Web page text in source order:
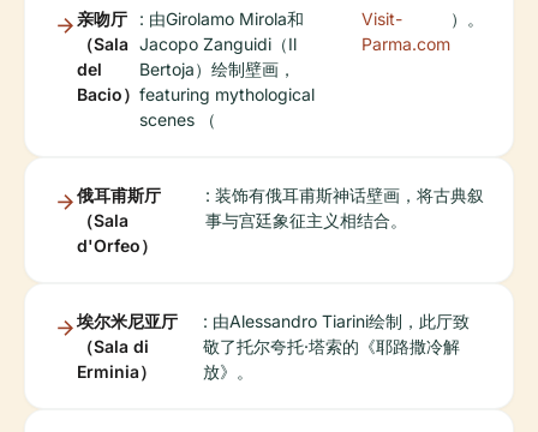
亲吻厅
（Sala
del
Bacio）
: 由Girolamo Mirola和
Jacopo Zanguidi（Il
Bertoja）绘制壁画，
featuring mythological
scenes （
Visit-
Parma.com
）。
俄耳甫斯厅
（Sala
d'Orfeo）
: 装饰有俄耳甫斯神话壁画，将古典叙
事与宫廷象征主义相结合。
埃尔米尼亚厅
（Sala di
Erminia）
: 由Alessandro Tiarini绘制，此厅致
敬了托尔夸托·塔索的《耶路撒冷解
放》。